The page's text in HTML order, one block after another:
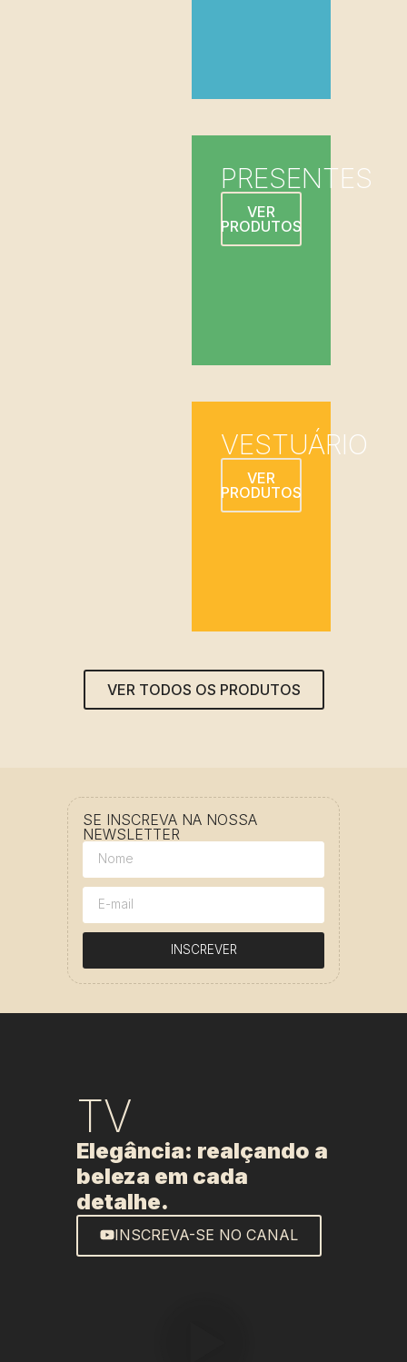
PRESENTES
VER
PRODUTOS
VESTUÁRIO
VER
PRODUTOS
VER TODOS OS PRODUTOS
SE INSCREVA NA NOSSA
NEWSLETTER
INSCREVER
TV
Elegância: realçando a
beleza em cada
detalhe.
INSCREVA-SE NO CANAL